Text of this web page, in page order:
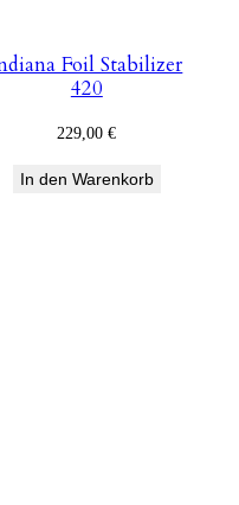
Foil Stabilizer
420
229,00€
In den Warenkorb